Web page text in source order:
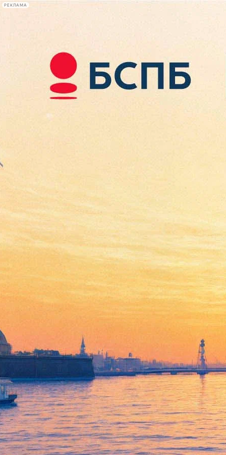
РЕКЛАМА
Сегодня:
2026.08.08
15:05
Афиша Plus
Том Стоппард прислал
московскому Молодежному
театру для постановки свою
последнюю пьесу
Версия для печати
Московский Российский академический молодежный театр
(РАМТ) в этом сезоне поставит последнюю из написанных к
настоящему времени пьес Тома Стоппарда — «Трудная
задача» ("Проблема"). По словам художественного
руководителя театра Алексея Бородина, который станет
режиссером постановки, премьера состоится в начале
следующего года.